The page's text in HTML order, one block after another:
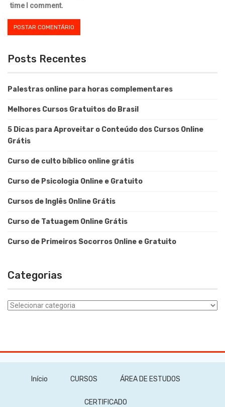
time I comment.
Posts Recentes
Palestras online para horas complementares
Melhores Cursos Gratuitos do Brasil
5 Dicas para Aproveitar o Conteúdo dos Cursos Online
Grátis
Curso de culto bíblico online grátis
Curso de Psicologia Online e Gratuito
Cursos de Inglês Online Grátis
Curso de Tatuagem Online Grátis
Curso de Primeiros Socorros Online e Gratuito
Categorias
Categorias
Início CURSOS ÁREA DE ESTUDOS
CERTIFICADO